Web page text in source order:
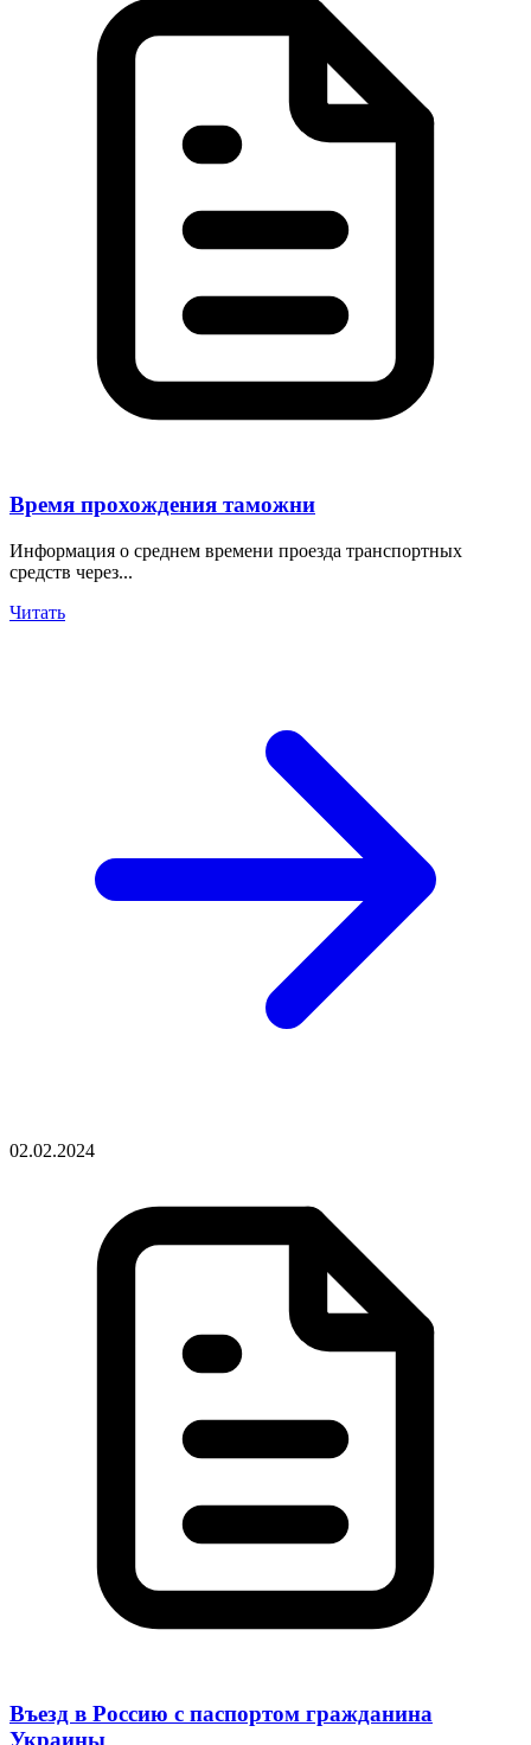
Время прохождения таможни
Информация о среднем времени проезда транспортных
средств через...
Читать
02.02.2024
Въезд в Россию с паспортом гражданина
Украины